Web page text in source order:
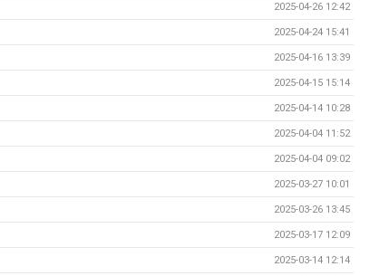
2025-04-26 12:42
2025-04-24 15:41
2025-04-16 13:39
2025-04-15 15:14
2025-04-14 10:28
2025-04-04 11:52
2025-04-04 09:02
2025-03-27 10:01
2025-03-26 13:45
2025-03-17 12:09
2025-03-14 12:14